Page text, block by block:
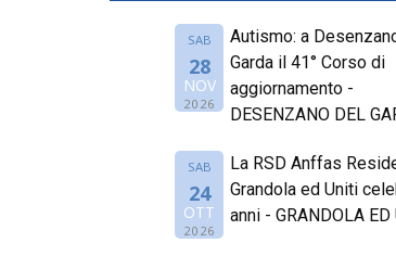
SAB
28
NOV
2026
Autismo: a
Garda il 41° Corso di
aggiornamento -
DESENZANO DEL
SAB
24
OTT
2026
La RSD Anffas
Grandola ed Uniti
anni - GRANDOLA ED